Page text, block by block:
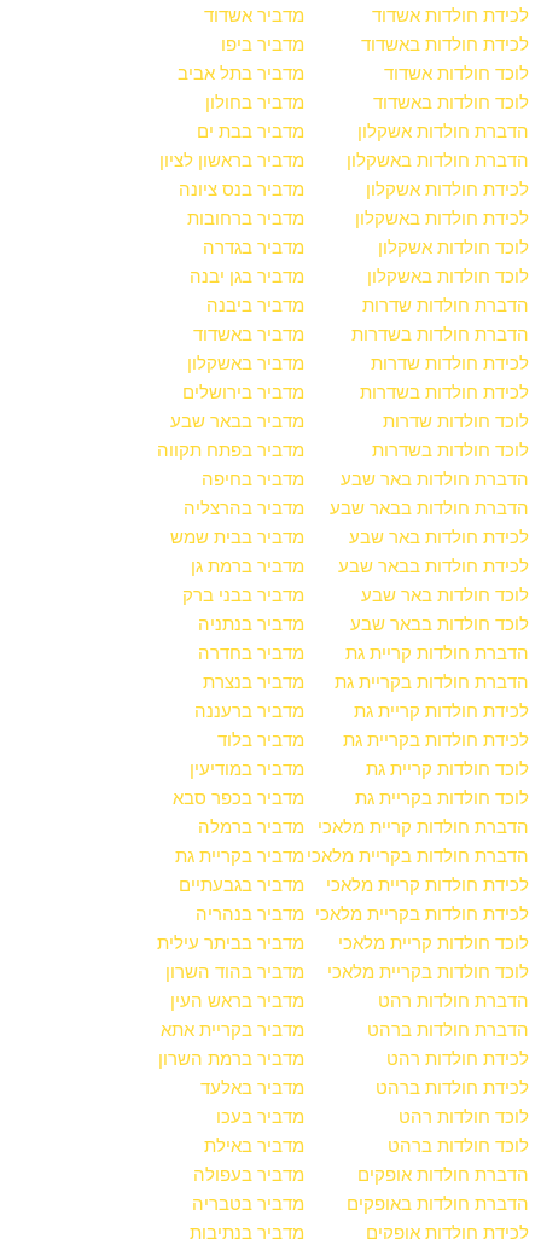
לכידת חולדות אשדוד
לכידת חולדות באשדוד
לוכד חולדות אשדוד
לוכד חולדות באשדוד
הדברת חולדות אשקלון
הדברת חולדות באשקלון
לכידת חולדות אשקלון
לכידת חולדות באשקלון
לוכד חולדות אשקלון
לוכד חולדות באשקלון
הדברת חולדות שדרות
הדברת חולדות בשדרות
לכידת חולדות שדרות
לכידת חולדות בשדרות
לוכד חולדות שדרות
לוכד חולדות בשדרות
הדברת חולדות באר שבע
הדברת חולדות בבאר שבע
לכידת חולדות באר שבע
לכידת חולדות בבאר שבע
לוכד חולדות באר שבע
לוכד חולדות בבאר שבע
הדברת חולדות קריית גת
הדברת חולדות בקריית גת
לכידת חולדות קריית גת
לכידת חולדות בקריית גת
לוכד חולדות קריית גת
לוכד חולדות בקריית גת
הדברת חולדות קריית מלאכי
הדברת חולדות בקריית מלאכי
לכידת חולדות קריית מלאכי
לכידת חולדות בקריית מלאכי
לוכד חולדות קריית מלאכי
לוכד חולדות בקריית מלאכי
הדברת חולדות רהט
הדברת חולדות ברהט
לכידת חולדות רהט
לכידת חולדות ברהט
לוכד חולדות רהט
לוכד חולדות ברהט
הדברת חולדות אופקים
הדברת חולדות באופקים
לכידת חולדות אופקים
מדביר אשדוד
מדביר ביפו
מדביר בתל אביב
מדביר בחולון
מדביר בבת ים
מדביר בראשון לציון
מדביר בנס ציונה
מדביר ברחובות
מדביר בגדרה
מדביר בגן יבנה
מדביר ביבנה
מדביר באשדוד
מדביר באשקלון
מדביר בירושלים
מדביר בבאר שבע
מדביר בפתח תקווה
מדביר בחיפה
מדביר בהרצליה
מדביר בבית שמש
מדביר ברמת גן
מדביר בבני ברק
מדביר בנתניה
מדביר בחדרה
מדביר בנצרת
מדביר ברעננה
מדביר בלוד
מדביר במודיעין
מדביר בכפר סבא
מדביר ברמלה
מדביר בקריית גת
מדביר בגבעתיים
מדביר בנהריה
מדביר בביתר עילית
מדביר בהוד השרון
מדביר בראש העין
מדביר בקריית אתא
מדביר ברמת השרון
מדביר באלעד
מדביר בעכו
מדביר באילת
מדביר בעפולה
מדביר בטבריה
מדביר בנתיבות